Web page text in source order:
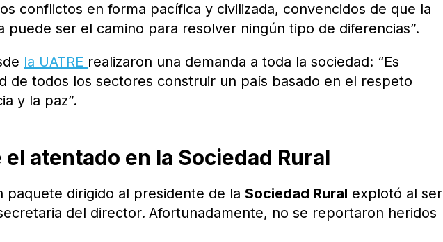
conflictos en forma pacífica y civilizada, convencidos de que la
puede ser el camino para resolver ningún tipo de diferencias”.
la UATRE realizaron una demanda a toda la sociedad: “Es
de todos los sectores construir un país basado en el respeto
y la paz”.
atentado en la Sociedad Rural
paquete dirigido al presidente de laSociedad Rural explotó al ser
del director. Afortunadamente, no se reportaron heridos